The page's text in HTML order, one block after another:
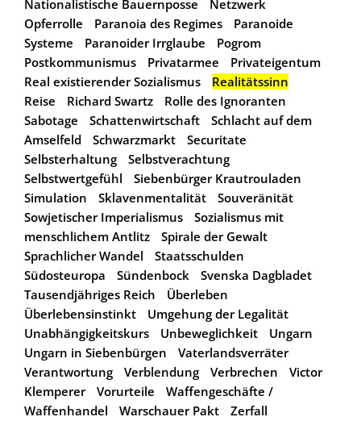
Nationalistische Bauernposse
Netzwerk
Opferrolle
Paranoia des Regimes
Paranoide
Systeme
Paranoider Irrglaube
Pogrom
Postkommunismus
Privatarmee
Privateigentum
Real existierender Sozialismus
Realitätssinn
Reise
Richard Swartz
Rolle des Ignoranten
Sabotage
Schattenwirtschaft
Schlacht auf dem
Amselfeld
Schwarzmarkt
Securitate
Selbsterhaltung
Selbstverachtung
Selbstwertgefühl
Siebenbürger Krautrouladen
Simulation
Sklavenmentalität
Souveränität
Sowjetischer Imperialismus
Sozialismus mit
menschlichem Antlitz
Spirale der Gewalt
Sprachlicher Wandel
Staatsschulden
Südosteuropa
Sündenbock
Svenska Dagbladet
Tausendjähriges Reich
Überleben
Überlebensinstinkt
Umgehung der Legalität
Unabhängigkeitskurs
Unbeweglichkeit
Ungarn
Ungarn in Siebenbürgen
Vaterlandsverräter
Verantwortung
Verblendung Verbrechen
Victor
Klemperer
Vorurteile
Waffengeschäfte /
Waffenhandel
Warschauer Pakt Zerfall